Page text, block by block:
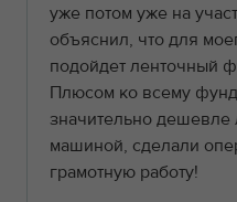
уже потом уже на
объяснил, что для
подойдет ленточный
Плюсом ко всему
значительно дешевле
машиной, сделали
грамотную работу!